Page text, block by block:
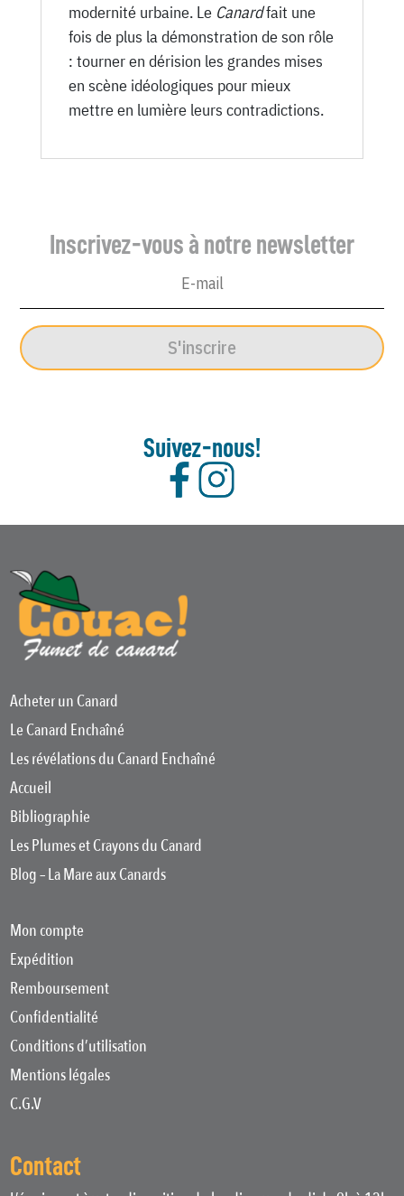
modernité urbaine. Le Canardfait une
fois de plus la démonstration de son rôle
: tourner en dérision les grandes mises
en scène idéologiques pour mieux
mettre en lumière leurs contradictions.
Inscrivez-vous à notre newsletter
S'inscrire
Suivez-nous!
Acheter un Canard
Le Canard Enchaîné
Les révélations du Canard Enchaîné
Accueil
Bibliographie
Les Plumes et Crayons du Canard
Blog – La Mare aux Canards
Mon compte
Expédition
Remboursement
Confidentialité
Conditions d’utilisation
Mentions légales
C.G.V
Contact